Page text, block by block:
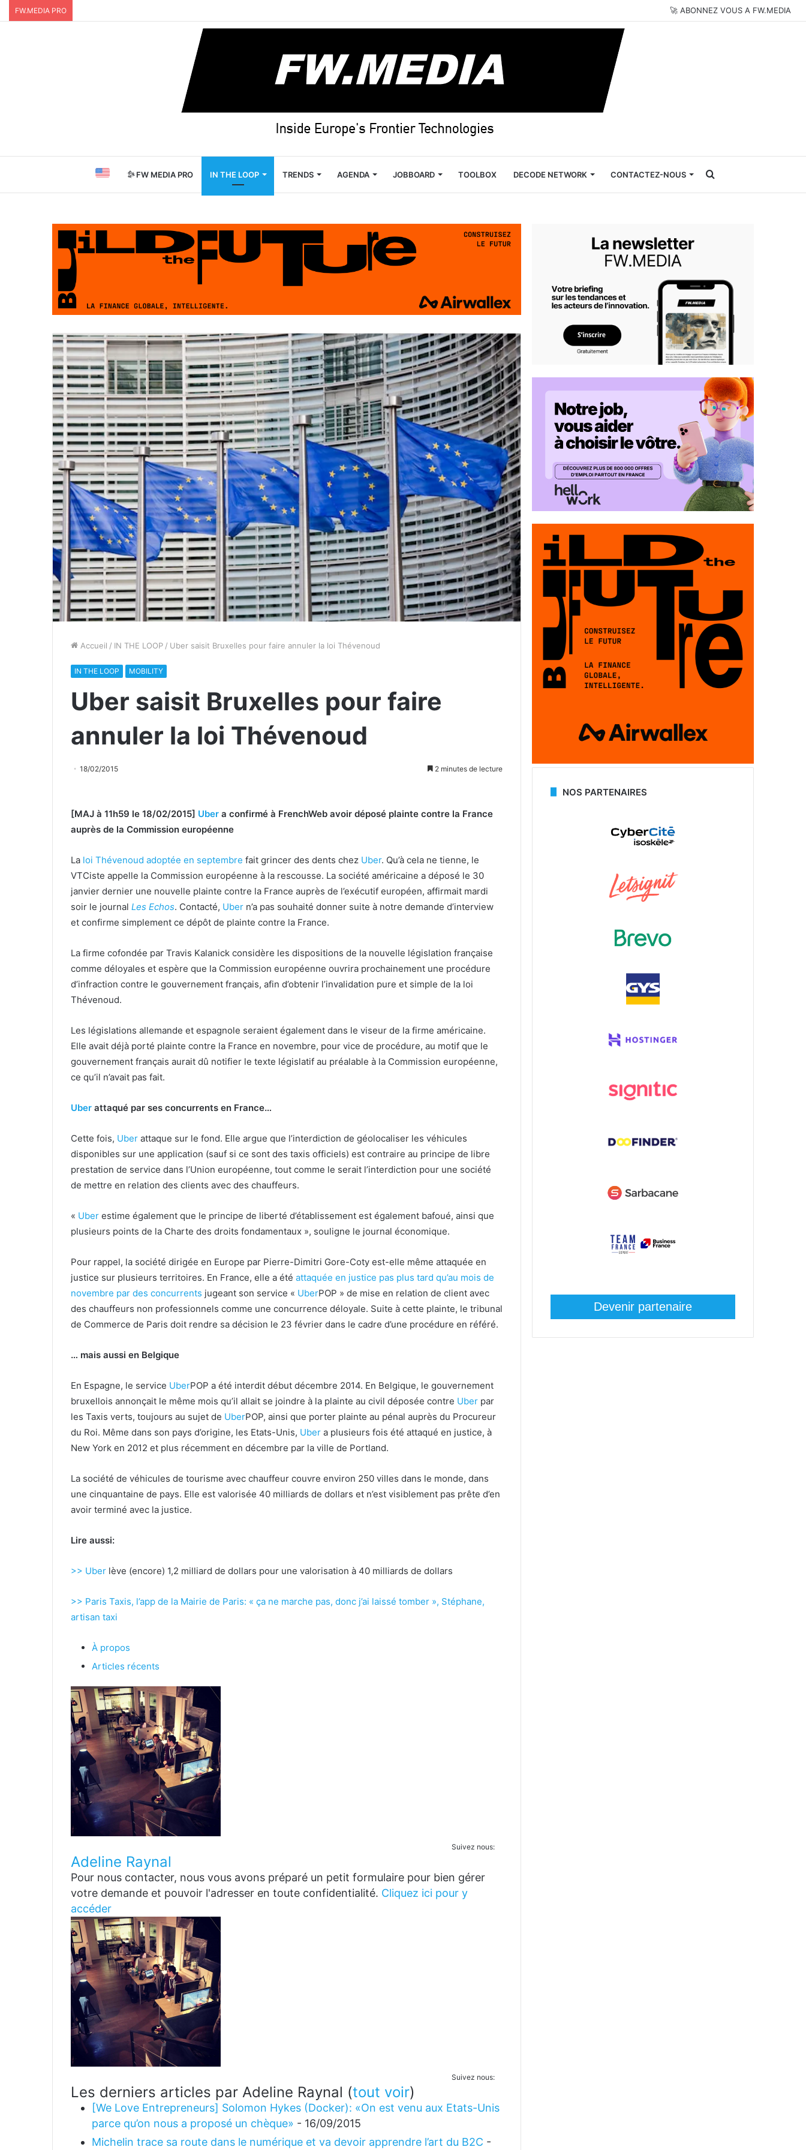
FW.MEDIA PRO 🚀 ABONNEZ VOUS A FW.MEDIA
FW MEDIA PRO IN THE LOOP TRENDS AGENDA JOBBOARD TOOLBOX DECODE NETWORK CONTACTEZ-NOUS Rechercher
Accueil / IN THE LOOP / Uber saisit Bruxelles pour faire annuler la loi Thévenoud
IN THE LOOP MOBILITY
Uber saisit Bruxelles pour faire
annuler la loi Thévenoud
18/02/2015 2 minutes de lecture
[MAJ à 11h59 le 18/02/2015] Uber a confirmé à FrenchWeb avoir déposé plainte contre la France
auprès de la Commission européenne
La loi Thévenoud adoptée en septembre fait grincer des dents chez Uber. Qu’à cela ne tienne, le
VTCiste appelle la Commission européenne à la rescousse. La société américaine a déposé le 30
janvier dernier une nouvelle plainte contre la France auprès de l’exécutif européen, affirmait mardi
soir le journal Les Echos. Contacté, Uber n’a pas souhaité donner suite à notre demande d’interview
et confirme simplement ce dépôt de plainte contre la France.
La firme cofondée par Travis Kalanick considère les dispositions de la nouvelle législation française
comme déloyales et espère que la Commission européenne ouvrira prochainement une procédure
d’infraction contre le gouvernement français, afin d’obtenir l’invalidation pure et simple de la loi
Thévenoud.
Les législations allemande et espagnole seraient également dans le viseur de la firme américaine.
Elle avait déjà porté plainte contre la France en novembre, pour vice de procédure, au motif que le
gouvernement français aurait dû notifier le texte législatif au préalable à la Commission européenne,
ce qu’il n’avait pas fait.
Uber attaqué par ses concurrents en France…
Cette fois, Uber attaque sur le fond. Elle argue que l’interdiction de géolocaliser les véhicules
disponibles sur une application (sauf si ce sont des taxis officiels) est contraire au principe de libre
prestation de service dans l’Union européenne, tout comme le serait l’interdiction pour une société
de mettre en relation des clients avec des chauffeurs.
« Uber estime également que le principe de liberté d’établissement est également bafoué, ainsi que
plusieurs points de la Charte des droits fondamentaux », souligne le journal économique.
Pour rappel, la société dirigée en Europe par Pierre-Dimitri Gore-Coty est-elle même attaquée en
justice sur plusieurs territoires. En France, elle a été attaquée en justice pas plus tard qu’au mois de
novembre par des concurrents jugeant son service « UberPOP » de mise en relation de client avec
des chauffeurs non professionnels comme une concurrence déloyale. Suite à cette plainte, le tribunal
de Commerce de Paris doit rendre sa décision le 23 février dans le cadre d’une procédure en référé.
… mais aussi en Belgique
En Espagne, le service UberPOP a été interdit début décembre 2014. En Belgique, le gouvernement
bruxellois annonçait le même mois qu’il allait se joindre à la plainte au civil déposée contre Uber par
les Taxis verts, toujours au sujet de UberPOP, ainsi que porter plainte au pénal auprès du Procureur
du Roi. Même dans son pays d’origine, les Etats-Unis, Uber a plusieurs fois été attaqué en justice, à
New York en 2012 et plus récemment en décembre par la ville de Portland.
La société de véhicules de tourisme avec chauffeur couvre environ 250 villes dans le monde, dans
une cinquantaine de pays. Elle est valorisée 40 milliards de dollars et n’est visiblement pas prête d’en
avoir terminé avec la justice.
Lire aussi:
>> Uber lève (encore) 1,2 milliard de dollars pour une valorisation à 40 milliards de dollars
>> Paris Taxis, l’app de la Mairie de Paris: « ça ne marche pas, donc j’ai laissé tomber », Stéphane,
artisan taxi
À propos
Articles récents
Suivez nous:
Adeline Raynal
Pour nous contacter, nous vous avons préparé un petit formulaire pour bien gérer
votre demande et pouvoir l'adresser en toute confidentialité. Cliquez ici pour y
accéder
Suivez nous:
Les derniers articles par Adeline Raynal (tout voir)
[We Love Entrepreneurs] Solomon Hykes (Docker): «On est venu aux Etats-Unis
parce qu’on nous a proposé un chèque» - 16/09/2015
Michelin trace sa route dans le numérique et va devoir apprendre l’art du B2C -
NOS PARTENAIRES
Devenir partenaire